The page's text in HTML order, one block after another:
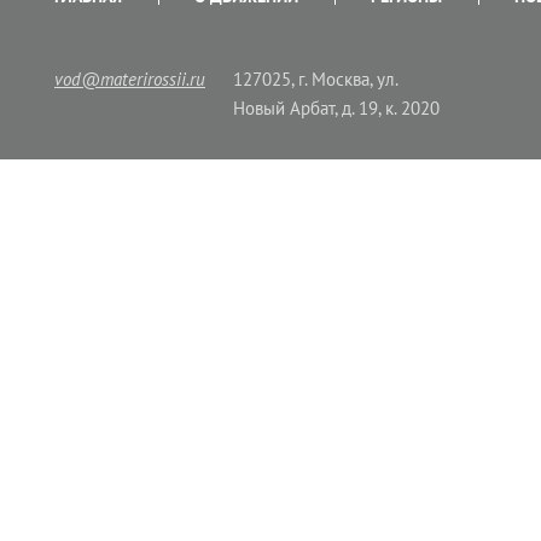
vod@materirossii.ru
127025, г. Москва, ул.
Новый Арбат, д. 19, к. 2020